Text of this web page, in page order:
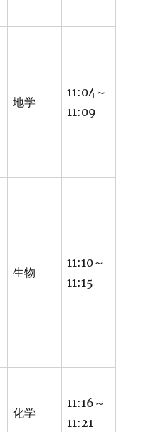
地学
11:04～
11:09
生物
11:10～
11:15
化学
11:16～
11:21